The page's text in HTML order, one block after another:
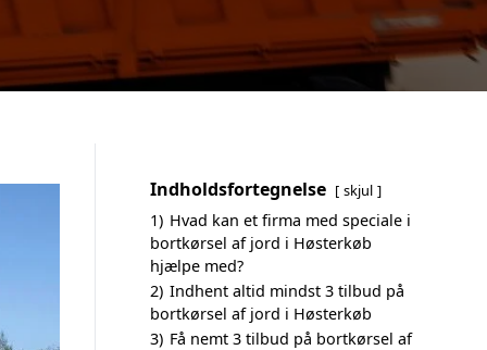
Indholdsfortegnelse skjul
1) Hvad kan et firma med speciale i
bortkørsel af jord i Høsterkøb
hjælpe med?
2) Indhent altid mindst 3 tilbud på
bortkørsel af jord i Høsterkøb
3) Få nemt 3 tilbud på bortkørsel af